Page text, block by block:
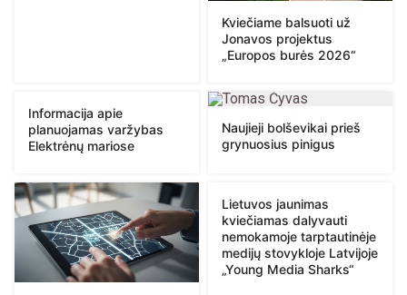
Kviečiame balsuoti už
Jonavos projektus
„Europos burės 2026“
Informacija apie
planuojamas varžybas
Elektrėnų mariose
Naujieji bolševikai prieš
grynuosius pinigus
Lietuvos jaunimas
kviečiamas dalyvauti
nemokamoje tarptautinėje
medijų stovykloje Latvijoje
„Young Media Sharks“